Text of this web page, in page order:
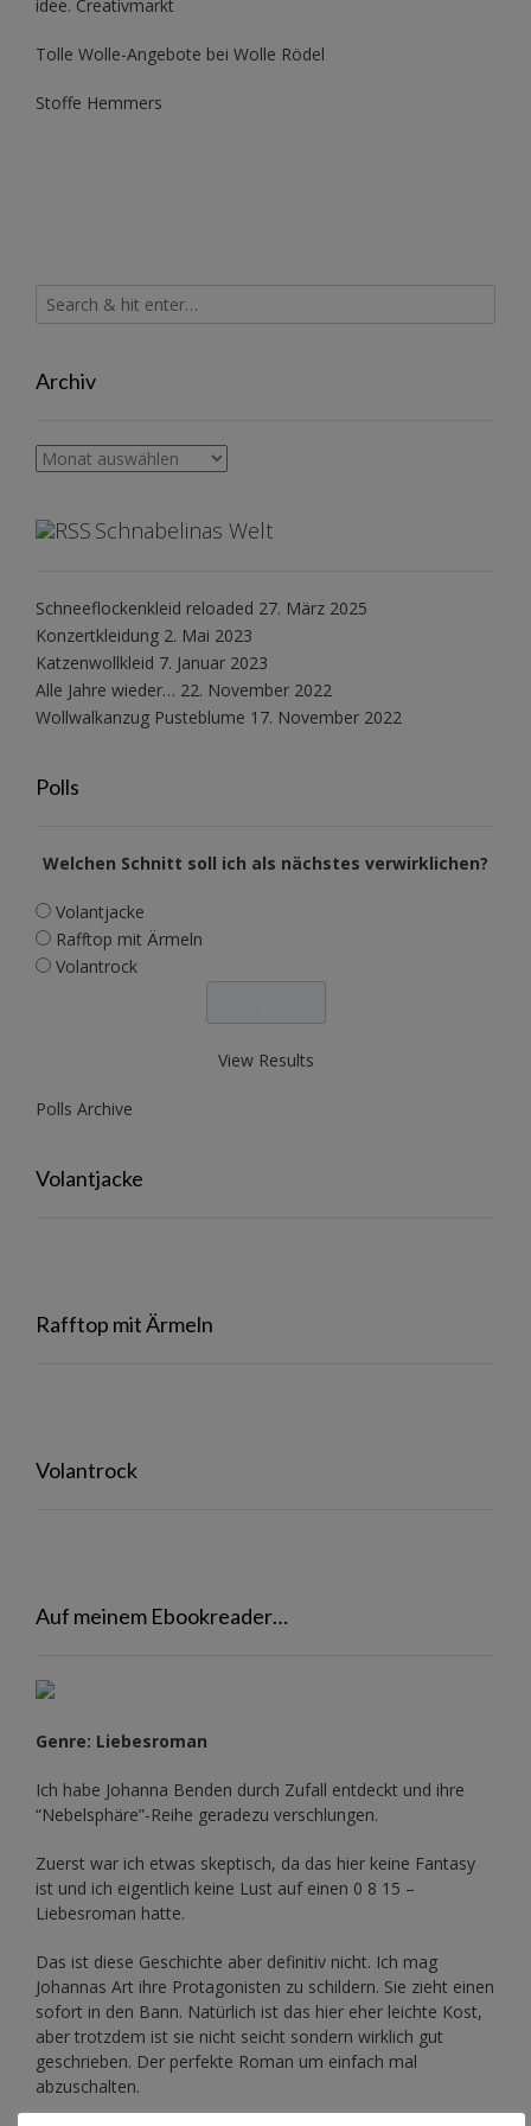
idee. Creativmarkt
Tolle Wolle-Angebote bei Wolle Rödel
Stoffe Hemmers
Archiv
Archiv
Schnabelinas Welt
Schneeflockenkleid reloaded 27. März 2025
Konzertkleidung 2. Mai 2023
Katzenwollkleid 7. Januar 2023
Alle Jahre wieder… 22. November 2022
Wollwalkanzug Pusteblume 17. November 2022
Polls
Welchen Schnitt soll ich als nächstes verwirklichen?
Volantjacke
Rafftop mit Ärmeln
Volantrock
View Results
Polls Archive
Volantjacke
Rafftop mit Ärmeln
Volantrock
Auf meinem Ebookreader…
Genre: Liebesroman
Ich habe Johanna Benden durch Zufall entdeckt und ihre
“Nebelsphäre”-Reihe geradezu verschlungen.
Zuerst war ich etwas skeptisch, da das hier keine Fantasy
ist und ich eigentlich keine Lust auf einen 0 8 15 –
Liebesroman hatte.
Das ist diese Geschichte aber definitiv nicht. Ich mag
Johannas Art ihre Protagonisten zu schildern. Sie zieht einen
sofort in den Bann. Natürlich ist das hier eher leichte Kost,
aber trotzdem ist sie nicht seicht sondern wirklich gut
geschrieben. Der perfekte Roman um einfach mal
abzuschalten.